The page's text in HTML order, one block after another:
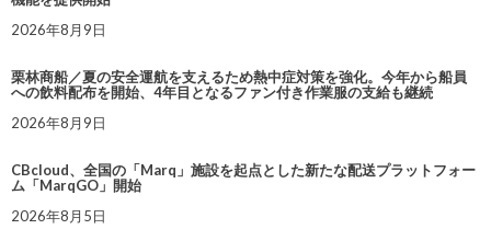
2026年8月9日
栗林商船／夏の安全運航を支えるため熱中症対策を強化。今年から船員
への飲料配布を開始、4年目となるファン付き作業服の支給も継続
2026年8月9日
CBcloud、全国の「Marq」施設を起点とした新たな配送プラットフォー
ム「MarqGO」開始
2026年8月5日